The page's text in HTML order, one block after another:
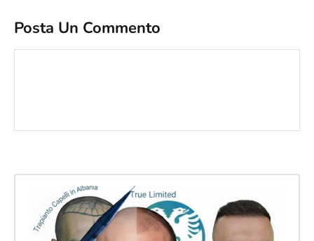
Posta Un Commento